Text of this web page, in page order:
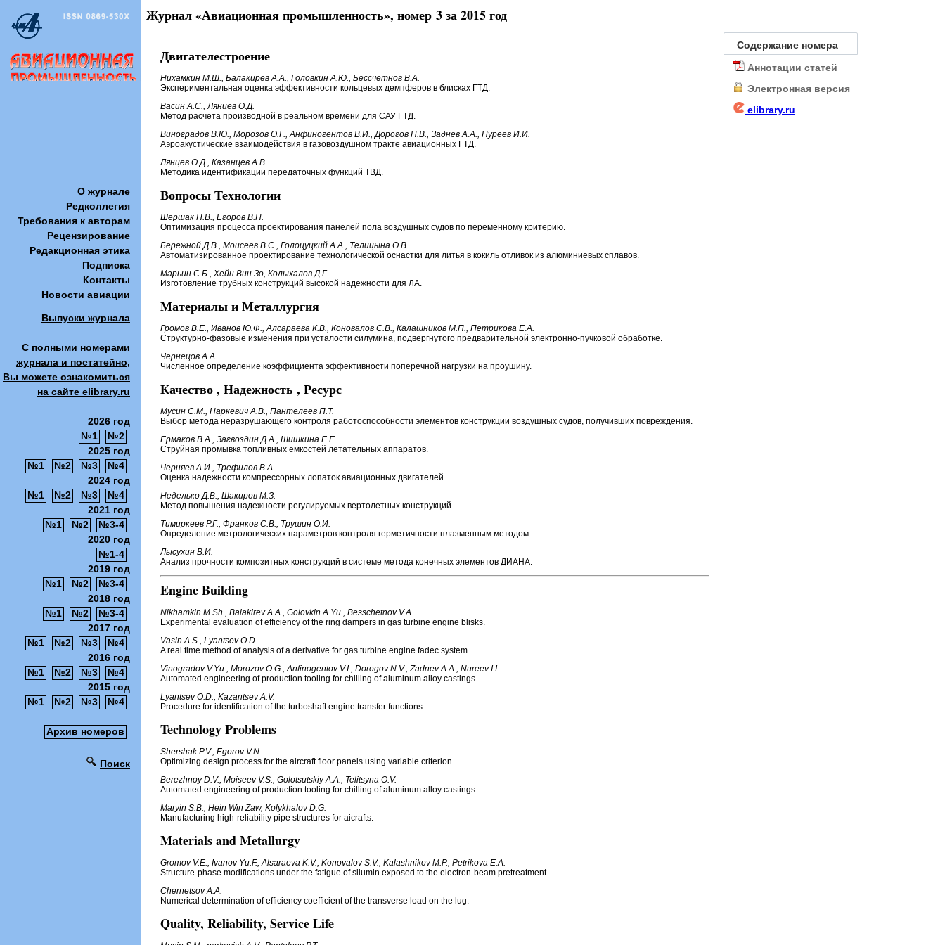
О журнале
Редколлегия
Требования к авторам
Рецензирование
Редакционная этика
Подписка
Контакты
Новости авиации
Выпуски журнала
С полными номерами
журнала и постатейно,
Вы можете ознакомиться
на сайте elibrary.ru
2026 год
№1
№2
2025 год
№1
№2 №3
№4
2024 год
№1
№2 №3
№4
2021 год
№1
№2
№3-4
2020 год
№1-4
2019 год
№1
№2
№3-4
2018 год
№1
№2
№3-4
2017 год
№1
№2 №3
№4
2016 год
№1
№2 №3
№4
2015 год
№1
№2 №3 №4
Архив номеров
Поиск
Журнал «Авиационная промышленность», номер 3 за 2015 год
Содержание номера
Аннотации статей
Электронная версия
elibrary.ru
Двигателестроение
Нихамкин М.Ш., Балакирев А.А., Головкин А.Ю., Бессчетнов В.А.
Экспериментальная оценка эффективности кольцевых демпферов в блисках ГТД.
Васин А.С., Лянцев О.Д.
Метод расчета производной в реальном времени для САУ ГТД.
Виноградов В.Ю., Морозов О.Г., Анфиногентов В.И., Дорогов Н.В., Заднев А.А., Нуреев И.И.
Аэроакустические взаимодействия в газовоздушном тракте авиационных ГТД.
Лянцев О.Д., Казанцев А.В.
Методика идентификации передаточных функций ТВД.
Вопросы Технологии
Шершак П.В., Егоров В.Н.
Оптимизация процесса проектирования панелей пола воздушных судов по переменному критерию.
Бережной Д.В., Моисеев В.С., Голоцуцкий А.А., Телицына О.В.
Автоматизированное проектирование технологической оснастки для литья в кокиль отливок из алюминиевых сплавов.
Марьин С.Б., Хейн Вин Зо, Колыхалов Д.Г.
Изготовление трубных конструкций высокой надежности для ЛА.
Материалы и Металлургия
Громов В.Е., Иванов Ю.Ф., Алсараева К.В., Коновалов С.В., Калашников М.П., Петрикова Е.А.
Структурно-фазовые изменения при усталости силумина, подвергнутого предварительной электронно-пучковой обработке.
Чернецов А.А.
Численное определение коэффициента эффективности поперечной нагрузки на проушину.
Качество , Надежность , Ресурс
Мусин С.М., Наркевич А.В., Пантелеев П.Т.
Выбор метода неразрушающего контроля работоспособности элементов конструкции воздушных судов, получивших повреждения.
Ермаков В.А., Загвоздин Д.А., Шишкина Е.Е.
Струйная промывка топливных емкостей летательных аппаратов.
Черняев А.И., Трефилов В.А.
Оценка надежности компрессорных лопаток авиационных двигателей.
Неделько Д.В., Шакиров М.З.
Метод повышения надежности регулируемых вертолетных конструкций.
Тимиркеев Р.Г., Франков С.В., Трушин О.И.
Определение метрологических параметров контроля герметичности плазменным методом.
Лысухин В.И.
Анализ прочности композитных конструкций в системе метода конечных элементов ДИАНА.
Engine Building
Nikhamkin M.Sh., Balakirev A.A., Golovkin A.Yu., Besschetnov V.A.
Experimental evaluation of efficiency of the ring dampers in gas turbine engine blisks.
Vasin A.S., Lyantsev O.D.
A real time method of analysis of a derivative for gas turbine engine fadec system.
Vinogradov V.Yu., Morozov O.G., Anfinogentov V.I., Dorogov N.V., Zadnev A.A., Nureev I.I.
Automated engineering of production tooling for chilling of aluminum alloy castings.
Lyantsev O.D., Kazantsev A.V.
Procedure for identification of the turboshaft engine transfer functions.
Technology Problems
Shershak P.V., Egorov V.N.
Optimizing design process for the aircraft floor panels using variable criterion.
Berezhnoy D.V., Moiseev V.S., Golotsutskiy A.A., Telitsyna O.V.
Automated engineering of production tooling for chilling of aluminum alloy castings.
Maryin S.B., Hein Win Zaw, Kolykhalov D.G.
Manufacturing high-reliability pipe structures for aicrafts.
Materials and Metallurgy
Gromov V.E., Ivanov Yu.F., Alsaraeva K.V., Konovalov S.V., Kalashnikov M.P., Petrikova E.A.
Structure-phase modifications under the fatigue of silumin exposed to the electron-beam pretreatment.
Chernetsov A.A.
Numerical determination of efficiency coefficient of the transverse load on the lug.
Quality, Reliability, Service Life